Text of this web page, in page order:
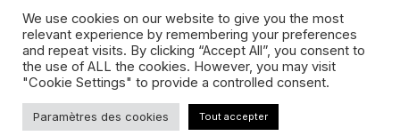
Actualité Agen - Actualité en lot et Garonne - Actualité
Villeneuve sur Lot
We use cookies on our website to give you the most
relevant experience by remembering your preferences
and repeat visits. By clicking “Accept All”, you consent to
the use of ALL the cookies. However, you may visit
"Cookie Settings" to provide a controlled consent.
Paramètres des cookies Tout accepter